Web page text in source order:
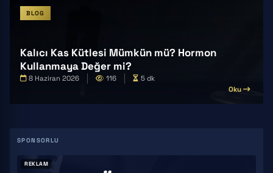
BLOG
Kalıcı Kas Kütlesi Mümkün mü? Hormon
Kullanmaya Değer mi?
8 Haziran 2026 116
5 dk
Oku
REKLAM